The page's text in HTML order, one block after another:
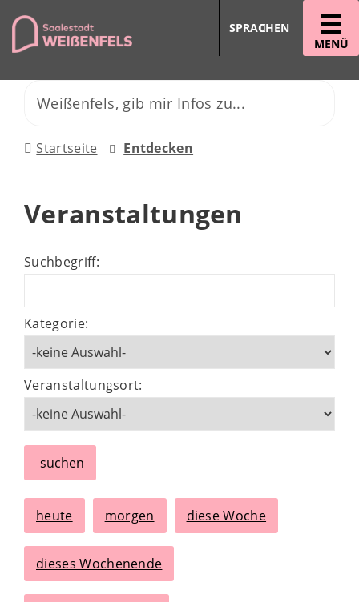
MENÜ
SPRACHEN
Startseite Entdecken
Veranstaltungen
Suchbegriff:
Kategorie:
Veranstaltungsort:
suchen
heute morgen diese Woche
dieses Wochenende